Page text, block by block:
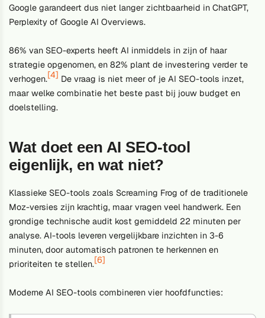
Google garandeert dus niet langer zichtbaarheid in ChatGPT,
Perplexity of Google AI Overviews.
86% van SEO-experts heeft AI inmiddels in zijn of haar
strategie opgenomen, en 82% plant de investering verder te
verhogen.[4] De vraag is niet meer of je AI SEO-tools inzet,
maar welke combinatie het beste past bij jouw budget en
doelstelling.
Wat doet een AI SEO-tool
eigenlijk, en wat niet?
Klassieke SEO-tools zoals Screaming Frog of de traditionele
Moz-versies zijn krachtig, maar vragen veel handwerk. Een
grondige technische audit kost gemiddeld 22 minuten per
analyse. AI-tools leveren vergelijkbare inzichten in 3-6
minuten, door automatisch patronen te herkennen en
prioriteiten te stellen.[6]
Moderne AI SEO-tools combineren vier hoofdfuncties: